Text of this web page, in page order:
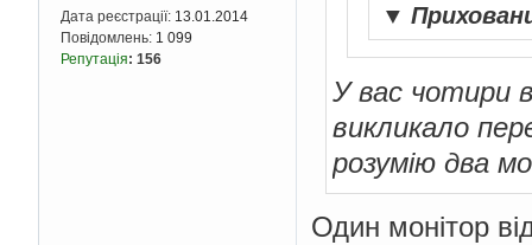
Дата реєстрації: 13.01.2014
Повідомлень: 1 099
Репутація: 156
▼
У вас чотири
викликало
розумію два
Один монітор